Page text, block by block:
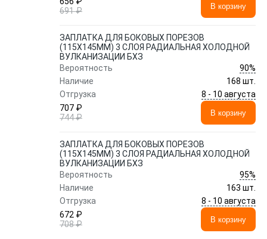
691 ₽
В корзину
ЗАПЛАТКА ДЛЯ БОКОВЫХ ПОРЕЗОВ
(115Х145ММ) 3 СЛОЯ РАДИАЛЬНАЯ ХОЛОДНОЙ
ВУЛКАНИЗАЦИИ БХЗ
Вероятность
90%
Наличие
168 шт.
Отгрузка
8 - 10 августа
707 ₽
744 ₽
В корзину
ЗАПЛАТКА ДЛЯ БОКОВЫХ ПОРЕЗОВ
(115Х145ММ) 3 СЛОЯ РАДИАЛЬНАЯ ХОЛОДНОЙ
ВУЛКАНИЗАЦИИ БХЗ
Вероятность
95%
Наличие
163 шт.
Отгрузка
8 - 10 августа
672 ₽
708 ₽
В корзину